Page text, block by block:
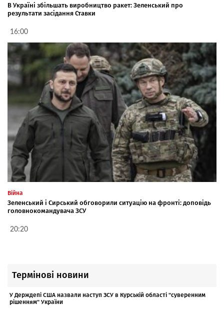
В Україні збільшать виробництво ракет: Зеленський про
результати засідання Ставки
16:00
Війна
Зеленський і Сирський обговорили ситуацію на фронті: доповідь
головнокомандувача ЗСУ
20:20
Термінові новини
У Держдепі США назвали наступ ЗСУ в Курській області "суверенним
рішенням" України